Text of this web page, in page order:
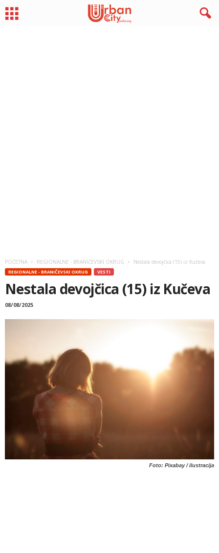
POČETNA REGIONALNE - BRANIČEVSKI OKRUG Nestala devojčica (15) iz Kučeva
REGIONALNE - BRANIČEVSKI OKRUG VESTI
Nestala devojčica (15) iz Kučeva
08/08/2025
Foto: Pixabay / ilustracija